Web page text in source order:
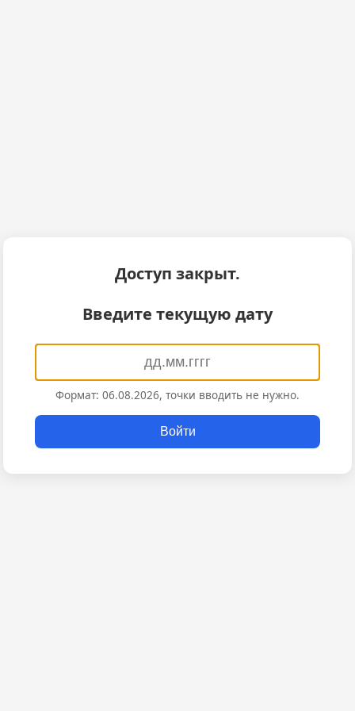
Доступ закрыт.
Введите текущую дату
Формат: 06.08.2026, точки вводить не нужно.
Войти